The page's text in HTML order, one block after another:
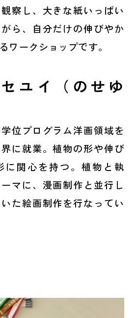
察し、大きな紙いっぱい
ら、自分だけの伸びやか
ワークショップです。
ユイ（のせゆ
位プログラム洋画領域を
に就業。植物の形や伸び
に関心を持つ。植物と執
マに、漫画制作と並行し
た絵画制作を行なってい